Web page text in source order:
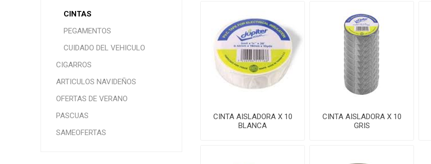
CINTA AISLADORA X 10
BLANCA
CINTA AISLADORA X 10
GRIS
CINTAS
PEGAMENTOS
CUIDADO DEL VEHICULO
CIGARROS
ARTICULOS NAVIDEÑOS
OFERTAS DE VERANO
PASCUAS
SAMEOFERTAS